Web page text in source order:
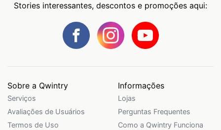
Stories interessantes, descontos e promoções aqui:
Sobre a Qwintry
Serviços
Avaliações de Usuários
Termos de Uso
Informações
Lojas
Perguntas Frequentes
Como a Qwintry Funciona